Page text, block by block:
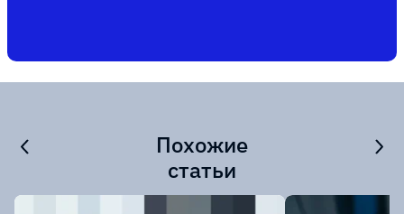
Похожие
статьи